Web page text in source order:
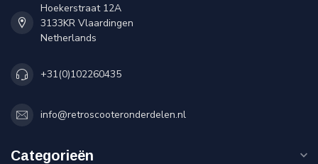
Hoekerstraat 12A
3133KR Vlaardingen
Netherlands
+31(0)102260435
info@retroscooteronderdelen.nl
Categorieën